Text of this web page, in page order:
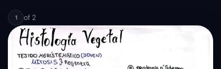
1 of 2